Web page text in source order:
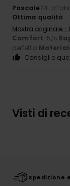
Pascale24.
Ottima qualità
Mostra originale -
Comfort: 5/5
perfetta
Consiglio
Visti di
Spedizione